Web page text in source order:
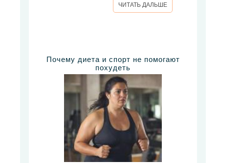
ЧИТАТЬ ДАЛЬШЕ
Почему диета и спорт не помогают
похудеть